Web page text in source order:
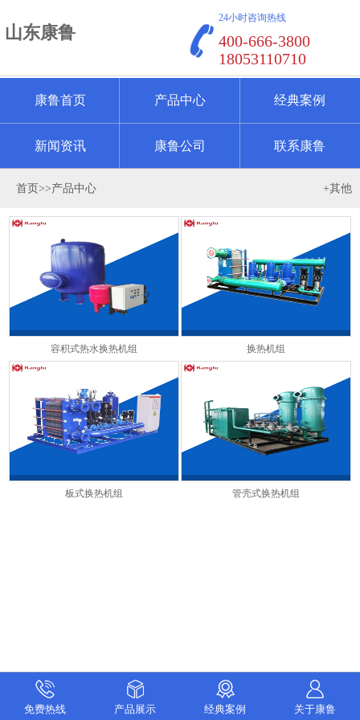
山东康鲁
24小时咨询热线
400-666-3800
18053110710
康鲁首页 产品中心 经典案例
新闻资讯 康鲁公司 联系康鲁
首页 >>产品中心 +其他
容积式热水换热机组 换热机组
板式换热机组 管壳式换热机组
免费热线 产品展示 经典案例 关于康鲁